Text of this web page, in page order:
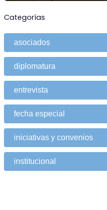
Categorías
asociados
diplomatura
entrevista
fecha especial
iniciativas y convenios
institucional